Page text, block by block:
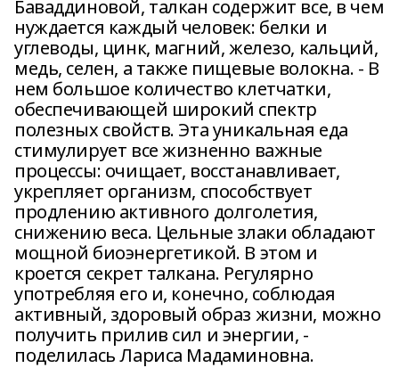
Баваддиновой, талкан содержит все, в чем
нуждается каждый человек: белки и
углеводы, цинк, магний, железо, кальций,
медь, селен, а также пищевые волокна. - В
нем большое количество клетчатки,
обеспечивающей широкий спектр
полезных свойств. Эта уникальная еда
стимулирует все жизненно важные
процессы: очищает, восстанавливает,
укрепляет организм, способствует
продлению активного долголетия,
снижению веса. Цельные злаки обладают
мощной биоэнергетикой. В этом и
кроется секрет талкана. Регулярно
употребляя его и, конечно, соблюдая
активный, здоровый образ жизни, можно
получить прилив сил и энергии, -
поделилась Лариса Мадаминовна.